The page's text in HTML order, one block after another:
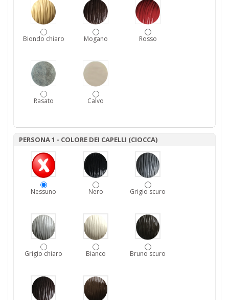
Biondo chiaro Mogano Rosso
Rasato Calvo
PERSONA 1 - COLORE DEI CAPELLI (CIOCCA)
Nessuno Nero Grigio scuro
Grigio chiaro Bianco Bruno scuro